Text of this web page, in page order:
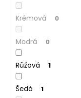
Krémová 0
Modrá 0
Růžová 1
Šedá 1